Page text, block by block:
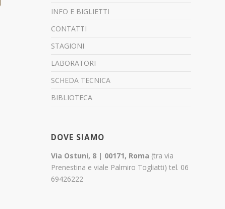
INFO E BIGLIETTI
CONTATTI
STAGIONI
LABORATORI
SCHEDA TECNICA
BIBLIOTECA
DOVE SIAMO
Via Ostuni, 8 | 00171, Roma (tra via
Prenestina e viale Palmiro Togliatti) tel. 06
69426222